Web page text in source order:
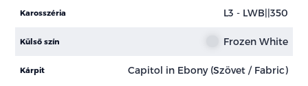
Karosszéria L3 - LWB||350
Külső szín Frozen White
Kárpit Capitol in Ebony (Szövet / Fabric)